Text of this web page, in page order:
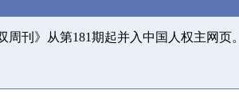
刊》从第181期起并入中国人权主网页